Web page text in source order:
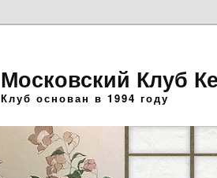
Московский Клуб
Клуб основан в 1994 году